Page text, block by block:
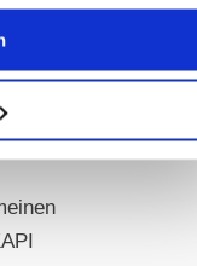
ist